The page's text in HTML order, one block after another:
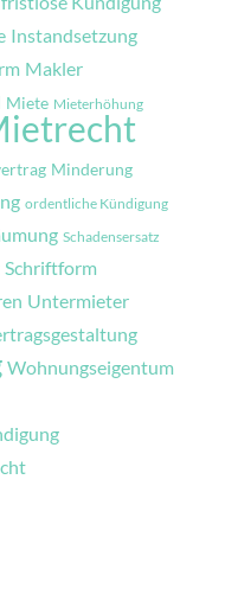
Instandsetzung
Makler
Miete Mieterhöhung
Minderung
ordentliche Kündigung
Schadensersatz
Schriftform
Untermieter
Wohnungseigentum